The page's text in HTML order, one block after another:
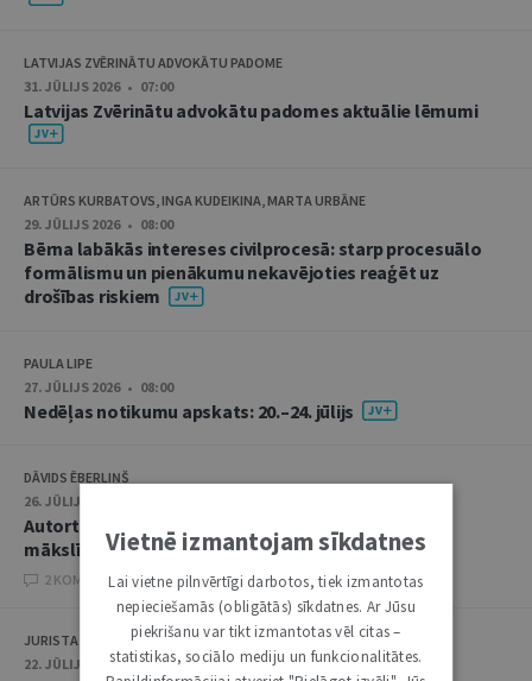
LATVIJAS ZVĒRINĀTU ADVOKĀTU PADOME
31. JŪLIJS 2026 • 07:00
Latvijas Zvērinātu advokātu padomes aktuālie lēmumi
ARTŪRS KURBATOVS, INGA KUDEIKINA, MARTA URBĀNE
29. JŪLIJS 2026 • 08:00
Bērna labākās intereses civilprocesā: starp procesuālo
formālismu un pienākumu nekavējoties reaģēt uz
drošības riskiem
PAULA LIPE
27. JŪLIJS 2026 • 08:00
Nedēļas notikumu apskats: 20.–24. jūlijs
DĀVIDS ĒBERLIŅŠ
26. JŪLIJS 2026 • 08:00
Autortiesību subjekta un objekta juridiskie aspekti
mākslīgā intelekta kontekstā
2 KOMENTĀRI
JURISTA VĀRDS
22. JŪLIJS 2026 • 14:00
Vietnē izmantojam sīkdatnes
Lai vietne pilnvērtīgi darbotos, tiek izmantotas
nepieciešamās (obligātās) sīkdatnes. Ar Jūsu
piekrišanu var tikt izmantotas vēl citas –
statistikas, sociālo mediju un funkcionalitātes.